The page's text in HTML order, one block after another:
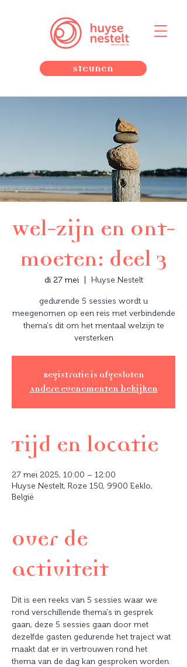
Steunen
Wel-zijn en Ont-
moeten: deel 3
di 27 mei
  |
Huyse Nestelt
gedurende 5 sessies wordt u
meegenomen op een reis met verbindende
thema's dit om het mentaal welzijn te
versterken
Registratie is afgesloten
Andere evenementen bekijken
Tijd en locatie
27 mei 2025, 10:00 – 12:00
Huyse Nestelt, Roze 150, 9900 Eeklo,
België
Over de
activiteit
Dit is een reeks van 5 sessies waar we
rond verschillende thema's in gesprek
gaan, deze 5 sessies gaan door met
dezelfde gasten gedurende het traject wat
maakt dat er in vertrouwen rond het
thema van de dag kan gesproken worden.